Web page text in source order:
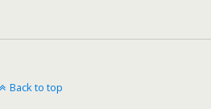
Back to top